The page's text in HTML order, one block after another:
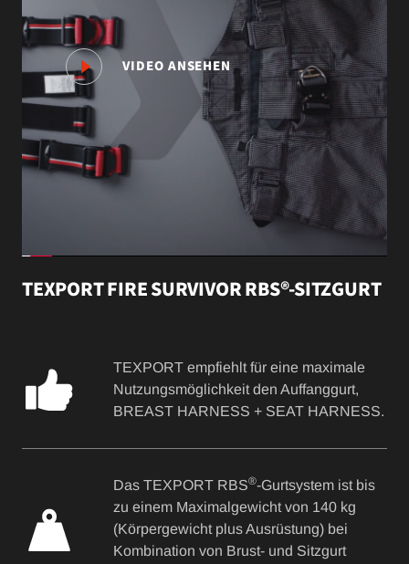
TEXPORT FIRE SURVIVOR RBS®-SITZGURT
VIDEO ANSEHEN
TEXPORT empfiehlt für eine maximale
Nutzungsmöglichkeit den Auffanggurt,
BREAST HARNESS + SEAT HARNESS.
Das TEXPORT RBS®-Gurtsystem ist bis
zu einem Maximalgewicht von 140 kg
(Körpergewicht plus Ausrüstung) bei
Kombination von Brust- und Sitzgurt